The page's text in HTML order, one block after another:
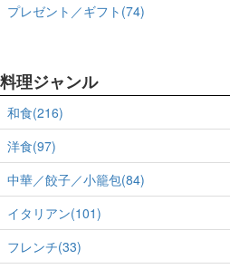
プレゼント／ギフト(74)
料理ジャンル
和食(216)
洋食(97)
中華／餃子／小籠包(84)
イタリアン(101)
フレンチ(33)